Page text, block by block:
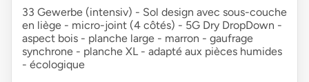
33 Gewerbe (intensiv) - Sol design avec sous-couche
en liège - micro-joint (4 côtés) - 5G Dry DropDown -
aspect bois - planche large - marron - gaufrage
synchrone - planche XL - adapté aux pièces humides
- écologique